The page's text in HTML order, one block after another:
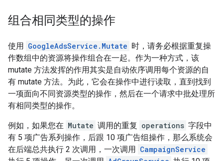
组合相同类型的操作
使用 GoogleAdsService.Mutate 时，请务必根据重复操
作数组中的资源将操作组合在一起。作为一种方式，该
mutate 方法发挥的作用其实是自动依序调用每个资源的自
有 mutate 方法。为此，它会在操作中进行读取，直到找到
一项面向不同资源类型的操作，然后在一个请求中批处理所
有相同类型的操作。
例如，如果您在 Mutate 调用的重复 operations 字段中
有 5 项广告系列操作，后跟 10 项广告组操作，那么系统会
在后端总共执行 2 次调用，一次调用 CampaignService